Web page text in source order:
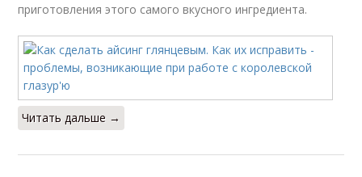
приготовления этого самого вкусного ингредиента.
Читать дальше →